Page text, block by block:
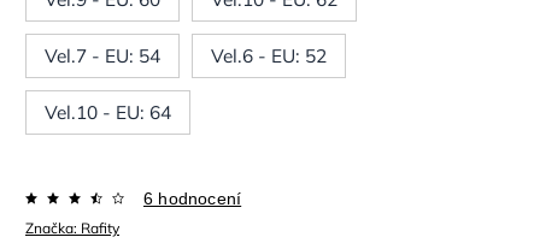
Vel.7 - EU: 54 Vel.6 - EU: 52
Vel.10 - EU: 64
Značka: Rafity
6 hodnocení